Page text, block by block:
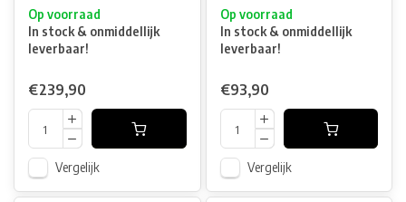
Op voorraad
In stock & onmiddellijk
leverbaar!
€239,90
Vergelijk
Op voorraad
In stock & onmiddellijk
leverbaar!
€93,90
Vergelijk